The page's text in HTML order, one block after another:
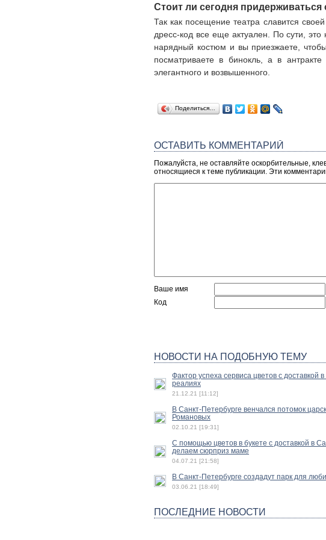
Стоит ли сегодня придерживаться
Так как посещение театра славится
дресс-код все еще актуален. По сути,
нарядный костюм и вы приезжаете,
посматриваете в бинокль, а в
элегантного и возвышенного.
Поделиться…
ОСТАВИТЬ КОММЕНТАРИЙ
Пожалуйста, не оставляйте оскорбительные,
относящиеся к теме публикации. Эти
Ваше имя
Код
НОВОСТИ НА ПОДОБНУЮ ТЕМУ
Фактор успеха сервиса цветов с доставкой
реалиях
21.12.21 [11:12]
В Санкт-Петербурге венчался потомок
Романовых
02.10.21 [19:31]
С помощью цветов в букете с доставкой в
делаем сюрприз маме
04.07.21 [21:58]
В Санкт-Петербурге создадут парк для
03.06.21 [18:49]
ПОСЛЕДНИЕ НОВОСТИ